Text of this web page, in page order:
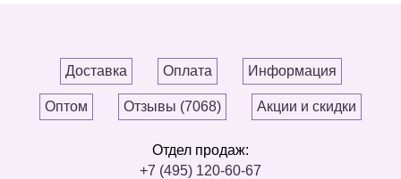
Доставка Оплата Информация
Оптом Отзывы (7068) Акции и скидки
Отдел продаж:
+7 (495) 120-60-67